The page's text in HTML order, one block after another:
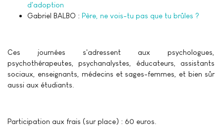
d'adoption
Gabriel BALBO : Père, ne vois-tu pas que tu brûles ?
Ces journées s'adressent aux psychologues,
psychothérapeutes, psychanalystes, éducateurs, assistants
sociaux, enseignants, médecins et sages-femmes, et bien sûr
aussi aux étudiants.
Participation aux frais (sur place) : 60 euros.